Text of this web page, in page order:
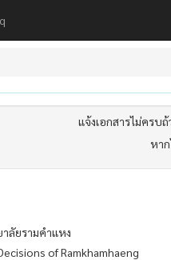
แจ้งเอกสารไม่ครบ
หา
ลัยรามคำแหง
of Ramkhamhaeng